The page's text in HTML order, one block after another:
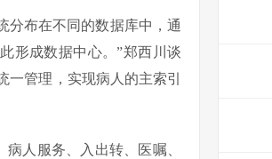
分布在不同的数据库中，通
形成数据中心。”郑西川谈
管理，实现病人的主索引
人服务、入出转、医嘱、